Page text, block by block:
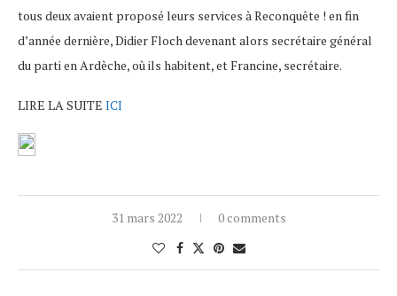
tous deux avaient proposé leurs services à Reconquête ! en fin
d’année dernière, Didier Floch devenant alors secrétaire général
du parti en Ardèche, où ils habitent, et Francine, secrétaire.
LIRE LA SUITE ICI
31 mars 2022 0 comments